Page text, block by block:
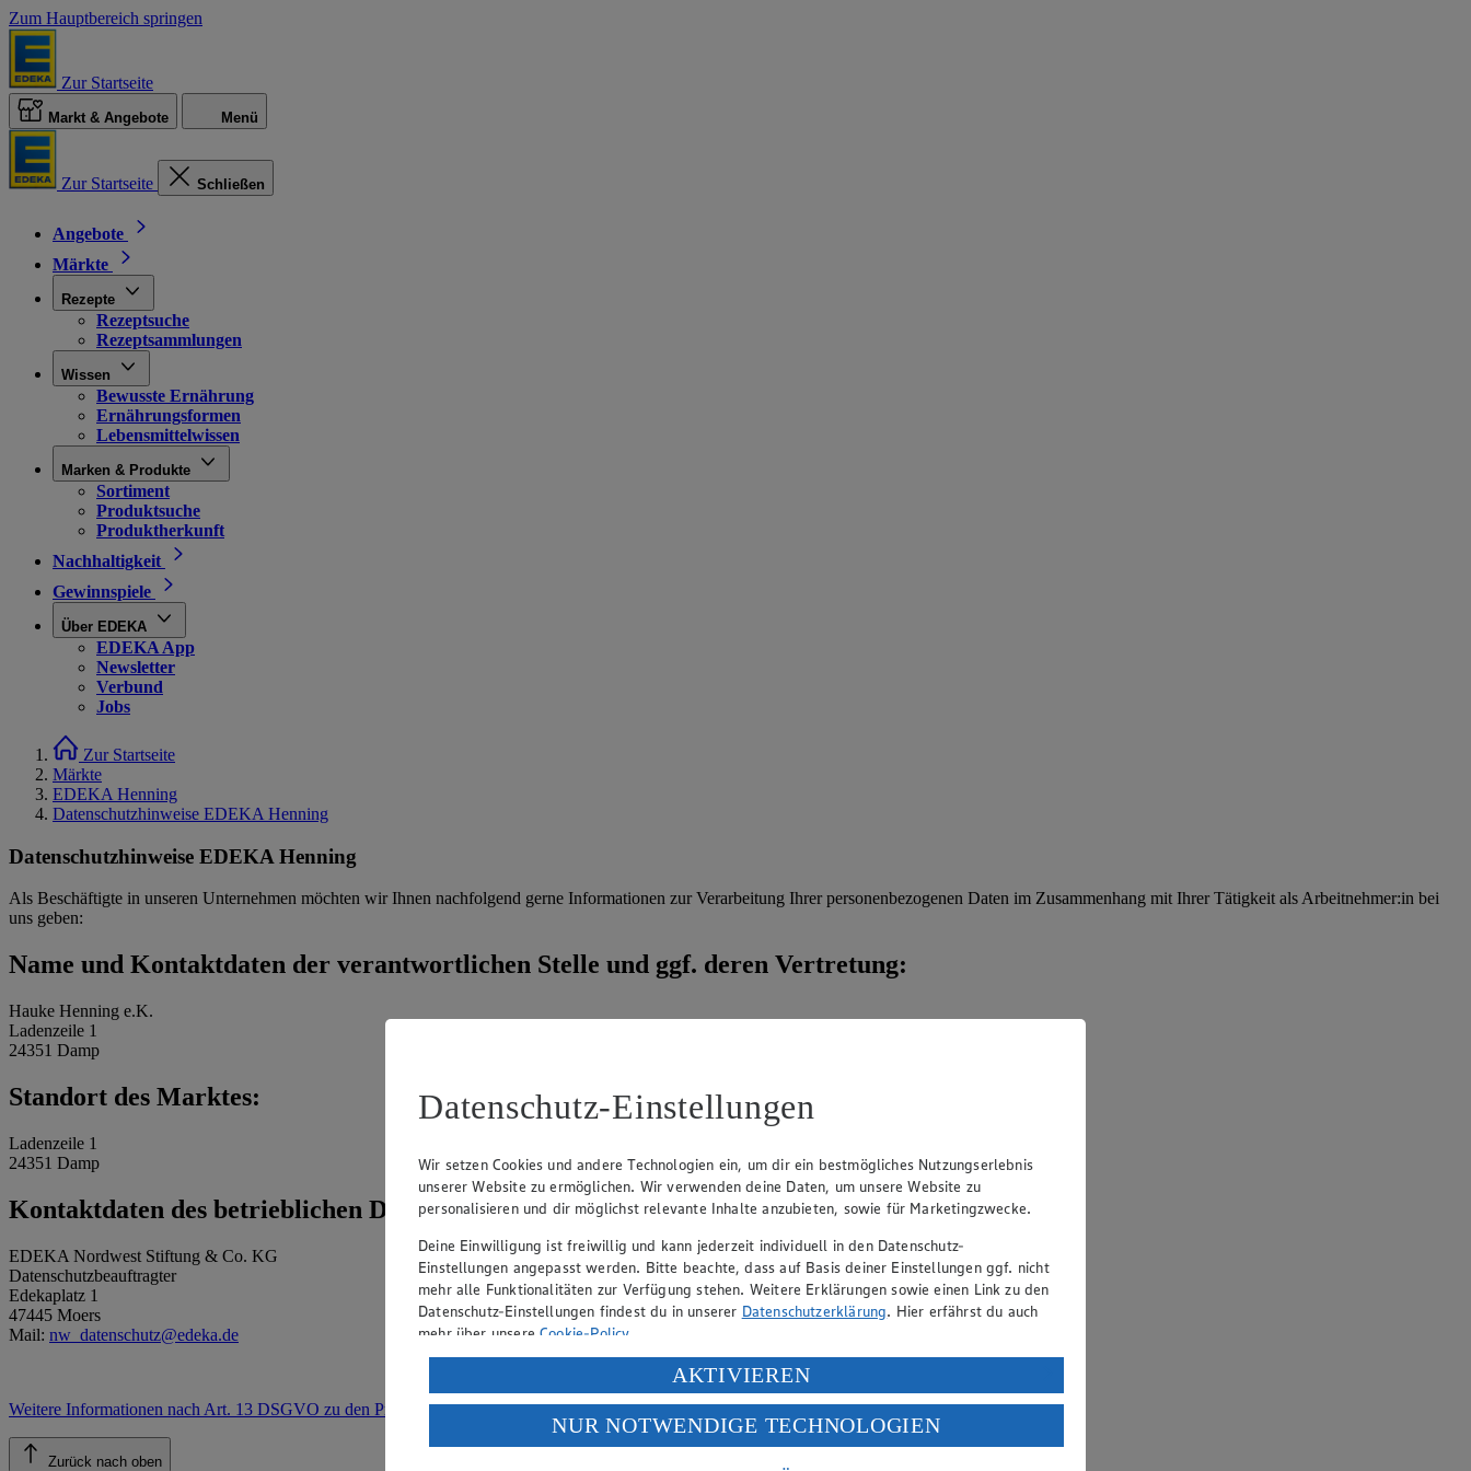
Zum Hauptbereich springen
Zur Startseite
Markt & Angebote Menü
Zur Startseite Schließen
Angebote
Märkte
Rezepte
Rezeptsuche
Rezeptsammlungen
Wissen
Bewusste Ernährung
Ernährungsformen
Lebensmittelwissen
Marken & Produkte
Sortiment
Produktsuche
Produktherkunft
Nachhaltigkeit
Gewinnspiele
Über EDEKA
EDEKA App
Newsletter
Verbund
Jobs
Zur Startseite
Märkte
EDEKA Henning
Datenschutzhinweise EDEKA Henning
Datenschutzhinweise EDEKA Henning
Als Beschäftigte in unseren Unternehmen möchten wir Ihnen nachfolgend gerne Informationen zur Verarbeitung Ihrer personenbezogenen Daten im Zusammenhang mit Ihrer Tätigkeit als Arbeitnehmer:in bei
uns geben:
Name und Kontaktdaten der verantwortlichen Stelle und ggf. deren Vertretung:
Hauke Henning e.K.
Ladenzeile 1
24351 Damp
Standort des Marktes:
Ladenzeile 1
24351 Damp
Kontaktdaten des betrieblichen Datenschutzbeauftragten:
EDEKA Nordwest Stiftung & Co. KG
Datenschutzbeauftragter
Edekaplatz 1
47445 Moers
Mail: nw_datenschutz@edeka.de
Weitere Informationen nach Art. 13 DSGVO zu den Prozessen.
Zurück nach oben
Datenschutz-Einstellungen
Wir setzen Cookies und andere Technologien ein, um dir ein bestmögliches Nutzungserlebnis
unserer Website zu ermöglichen. Wir verwenden deine Daten, um unsere Website zu
personalisieren und dir möglichst relevante Inhalte anzubieten, sowie für Marketingzwecke.
Deine Einwilligung ist freiwillig und kann jederzeit individuell in den Datenschutz-
Einstellungen angepasst werden. Bitte beachte, dass auf Basis deiner Einstellungen ggf. nicht
mehr alle Funktionalitäten zur Verfügung stehen. Weitere Erklärungen sowie einen Link zu den
Datenschutz-Einstellungen findest du in unserer Datenschutzerklärung. Hier erfährst du auch
mehr über unsereCookie-Policy.
Verarbeitung deiner personenbezogenen Daten in den USA durch Facebook und YouTube:
Wenn du auf „Aktivieren“ klickst, willigst du im Sinne des Art. 49 Abs. 1 Satz 1 lit. a) DSGVO
ein, dass deine Daten in den USA verarbeitet werden. Der EuGH sieht die USA als Land mit
einem nach europäischen Standards nicht angemessenen Datenschutzniveau an. Es besteht das
AKTIVIEREN
NUR NOTWENDIGE TECHNOLOGIEN